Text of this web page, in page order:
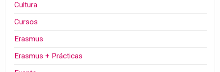
Cultura
Cursos
Erasmus
Erasmus + Prácticas